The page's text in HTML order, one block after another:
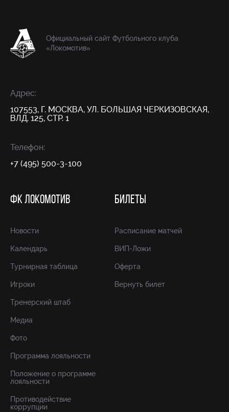
Официальный сайт Футбольного клуба
«Локомотив»
Адрес:
107553, Г. МОСКВА, УЛ. БОЛЬШАЯ ЧЕРКИЗОВСКАЯ,
ВЛД. 125, СТР. 1
Телефон:
+7 (495) 500-3-100
ФК ЛОКОМОТИВ
Новости
Календарь
Турнирная таблица
Игроки
Тренерский штаб
Медиа
Фото
Программа лояльности
Положение о программе
лояльности
Противодействие
коррупции
БИЛЕТЫ
Расписание матчей
ВИП-Ложи
Оферта
Вернуть билет